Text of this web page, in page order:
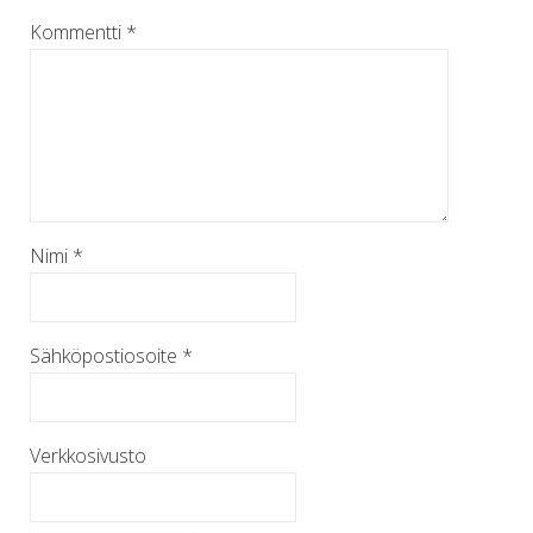
Kommentti *
Nimi *
Sähköpostiosoite *
Verkkosivusto